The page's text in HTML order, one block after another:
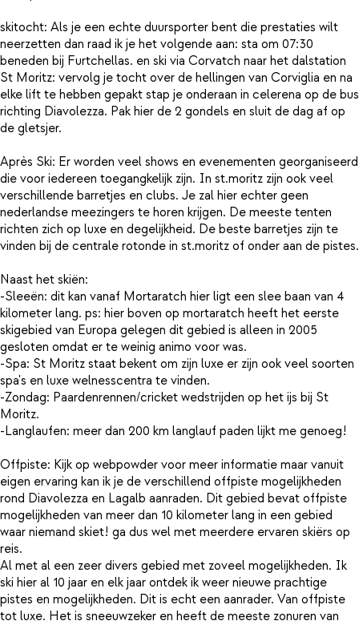
skitocht: Als je een echte duursporter bent die prestaties wilt
neerzetten dan raad ik je het volgende aan: sta om 07:30
beneden bij Furtchellas. en ski via Corvatch naar het dalstation
St Moritz: vervolg je tocht over de hellingen van Corviglia en na
elke lift te hebben gepakt stap je onderaan in celerena op de bus
richting Diavolezza. Pak hier de 2 gondels en sluit de dag af op
de gletsjer.
Après Ski: Er worden veel shows en evenementen georganiseerd
die voor iedereen toegangkelijk zijn. In st.moritz zijn ook veel
verschillende barretjes en clubs. Je zal hier echter geen
nederlandse meezingers te horen krijgen. De meeste tenten
richten zich op luxe en degelijkheid. De beste barretjes zijn te
vinden bij de centrale rotonde in st.moritz of onder aan de pistes.
Naast het skiën:
-Sleeën: dit kan vanaf Mortaratch hier ligt een slee baan van 4
kilometer lang. ps: hier boven op mortaratch heeft het eerste
skigebied van Europa gelegen dit gebied is alleen in 2005
gesloten omdat er te weinig animo voor was.
-Spa: St Moritz staat bekent om zijn luxe er zijn ook veel soorten
spa's en luxe welnesscentra te vinden.
-Zondag: Paardenrennen/cricket wedstrijden op het ijs bij St
Moritz.
-Langlaufen: meer dan 200 km langlauf paden lijkt me genoeg!
Offpiste: Kijk op webpowder voor meer informatie maar vanuit
eigen ervaring kan ik je de verschillend offpiste mogelijkheden
rond Diavolezza en Lagalb aanraden. Dit gebied bevat offpiste
mogelijkheden van meer dan 10 kilometer lang in een gebied
waar niemand skiet! ga dus wel met meerdere ervaren skiërs op
reis.
Al met al een zeer divers gebied met zoveel mogelijkheden. Ik
ski hier al 10 jaar en elk jaar ontdek ik weer nieuwe prachtige
pistes en mogelijkheden. Dit is echt een aanrader. Van offpiste
tot luxe. Het is sneeuwzeker en heeft de meeste zonuren van